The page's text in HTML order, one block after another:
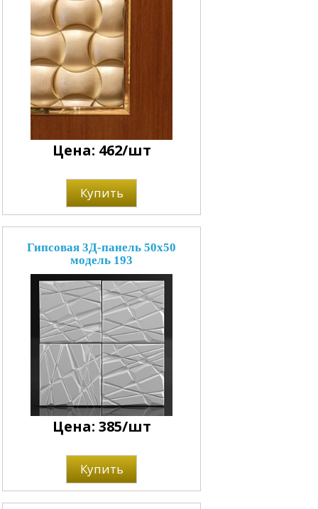
Цена: 462/шт
Купить
Гипсовая 3Д-панель 50x50
модель 193
Цена: 385/шт
Купить